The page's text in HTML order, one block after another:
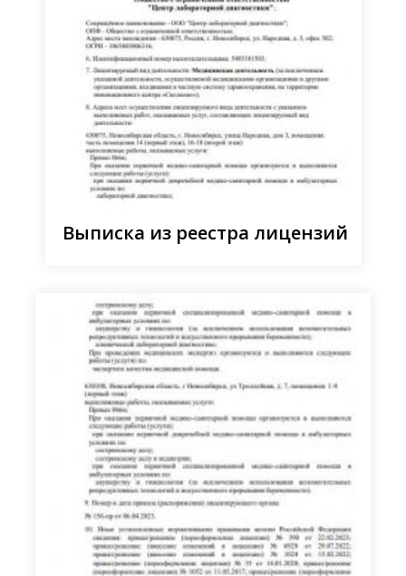
Выписка из реестра лицензий